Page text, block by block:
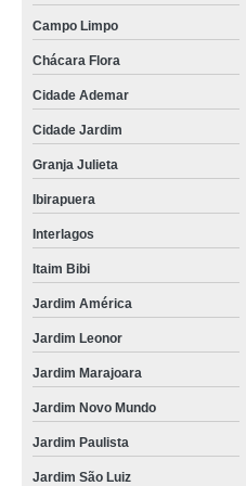
Campo Limpo
Chácara Flora
Cidade Ademar
Cidade Jardim
Granja Julieta
Ibirapuera
Interlagos
Itaim Bibi
Jardim América
Jardim Leonor
Jardim Marajoara
Jardim Novo Mundo
Jardim Paulista
Jardim São Luiz